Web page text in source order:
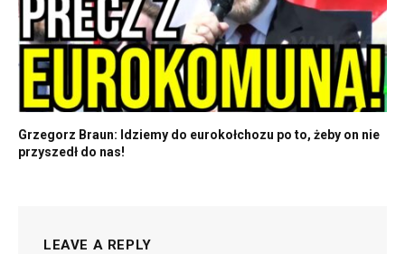
Grzegorz Braun: Idziemy do eurokołchozu po to, żeby on nie
przyszedł do nas!
LEAVE A REPLY